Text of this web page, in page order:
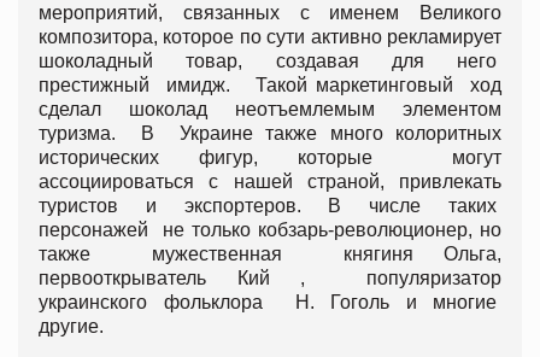
мероприятий, связанных с именем Великого
композитора, которое по сути активно рекламирует
шоколадный товар, создавая для него
престижный имидж. Такой маркетинговый ход
сделал шоколад неотъемлемым элементом
туризма. В Украине также много колоритных
исторических фигур, которые могут
ассоциироваться с нашей страной, привлекать
туристов и экспортеров. В числе таких
персонажей не только кобзарь-революционер, но
также мужественная княгиня Ольга,
первооткрыватель Кий , популяризатор
украинского фольклора Н. Гоголь и многие
другие.